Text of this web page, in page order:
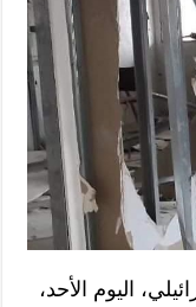
اليوم الأحد،